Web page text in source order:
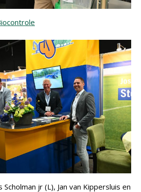
Scholman jr (L), Jan van Kippersluis en